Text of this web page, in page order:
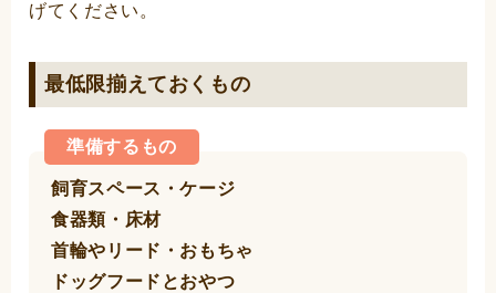
げてください。
最低限揃えておくもの
準備するもの
飼育スペース・ケージ
食器類・床材
首輪やリード・おもちゃ
ドッグフードとおやつ